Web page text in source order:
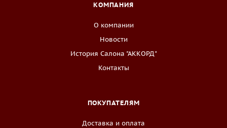
КОМПАНИЯ
О компании
Новости
История Салона "АККОРД"
Контакты
ПОКУПАТЕЛЯМ
Доставка и оплата